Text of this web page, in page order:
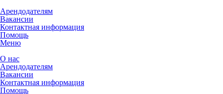
Арендодателям
Вакансии
Контактная информация
Помощь
Меню
О нас
Арендодателям
Вакансии
Контактная информация
Помощь